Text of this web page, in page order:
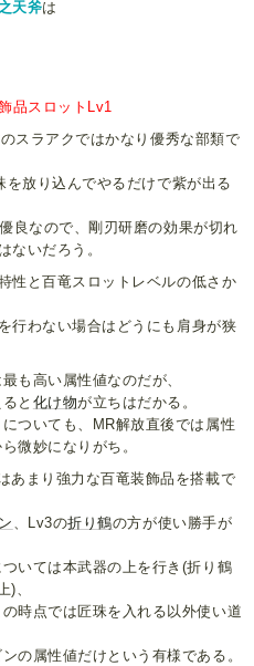
天斧は
品スロットLv1
スラアクではかなり優秀な部類で
放り込んでやるだけで紫が出る
良なので、剛刃研磨の効果が切れ
ないだろう。
性と百竜スロットレベルの低さか
行わない場合はどうにも肩身が狭
も高い属性値なのだが、
と 化け物が立ちはだかる。
ついても、MR解放直後では属性
微妙になりがち。
あまり強力な百竜装飾品を搭載で
、Lv3の折り鶴の方が使い勝手が
いては本武器の上を行き(折り鶴
)、
時点では匠珠を入れる以外使い道
の属性値だけという有様である。